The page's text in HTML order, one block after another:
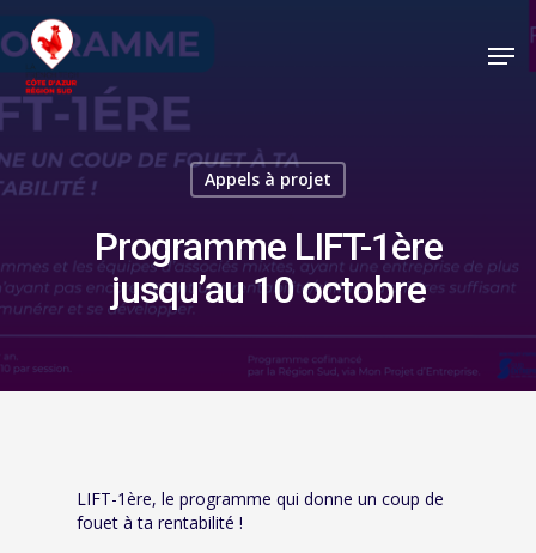
Appels à projet
Programme LIFT-1ère
jusqu’au 10 octobre
LIFT-1ère, le programme qui donne un coup de
fouet à ta rentabilité !